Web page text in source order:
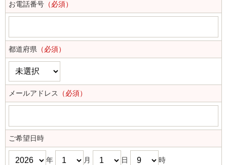
お電話番号 （必須）
都道府県 （必須）
メールアドレス （必須）
ご希望日時
年 月 日 時